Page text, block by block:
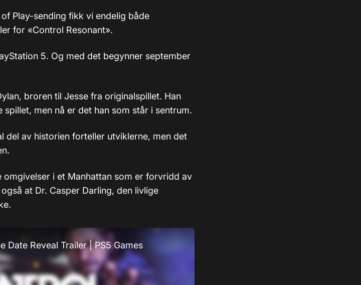
Play-sending fikk vi endelig både
for «Control Resonant».
5. Og med det begynner september
broren til Jesse fra originalspillet. Han
men nå er det han som står i sentrum.
del av historien forteller utviklerne, men det
omgivelser i et Manhattan som er forvridd av
at Dr. Casper Darling, den livlige
Date Reveal Trailer | PS5 Games